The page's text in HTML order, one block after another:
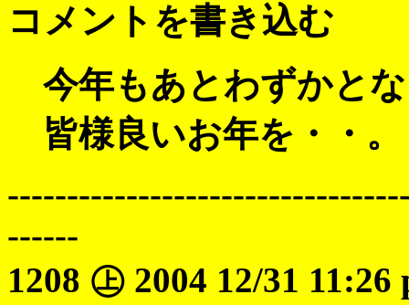
コメントを書き込む
今年もあとわずかと
皆様良いお年を・・。
------
1208 ㊤ 2004 12/31